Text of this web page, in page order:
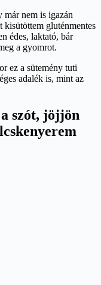
már nem is igazán
kisütöttem gluténmentes
édes, laktató, bár
a gyomrot.
ez a sütemény tuti
adalék is, mint az
szót, jöjjön